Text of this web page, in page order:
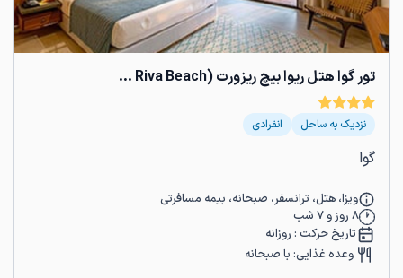
تور گوا هتل ریوا بیچ ریزورت (Riva Beach ...
نزدیک به ساحل انفرادی
گوا
ویزا، هتل، ترانسفر، صبحانه، بیمه مسافرتی
8 روز و7 شب
تاریخ حرکت : روزانه
وعده غذایی: با صبحانه